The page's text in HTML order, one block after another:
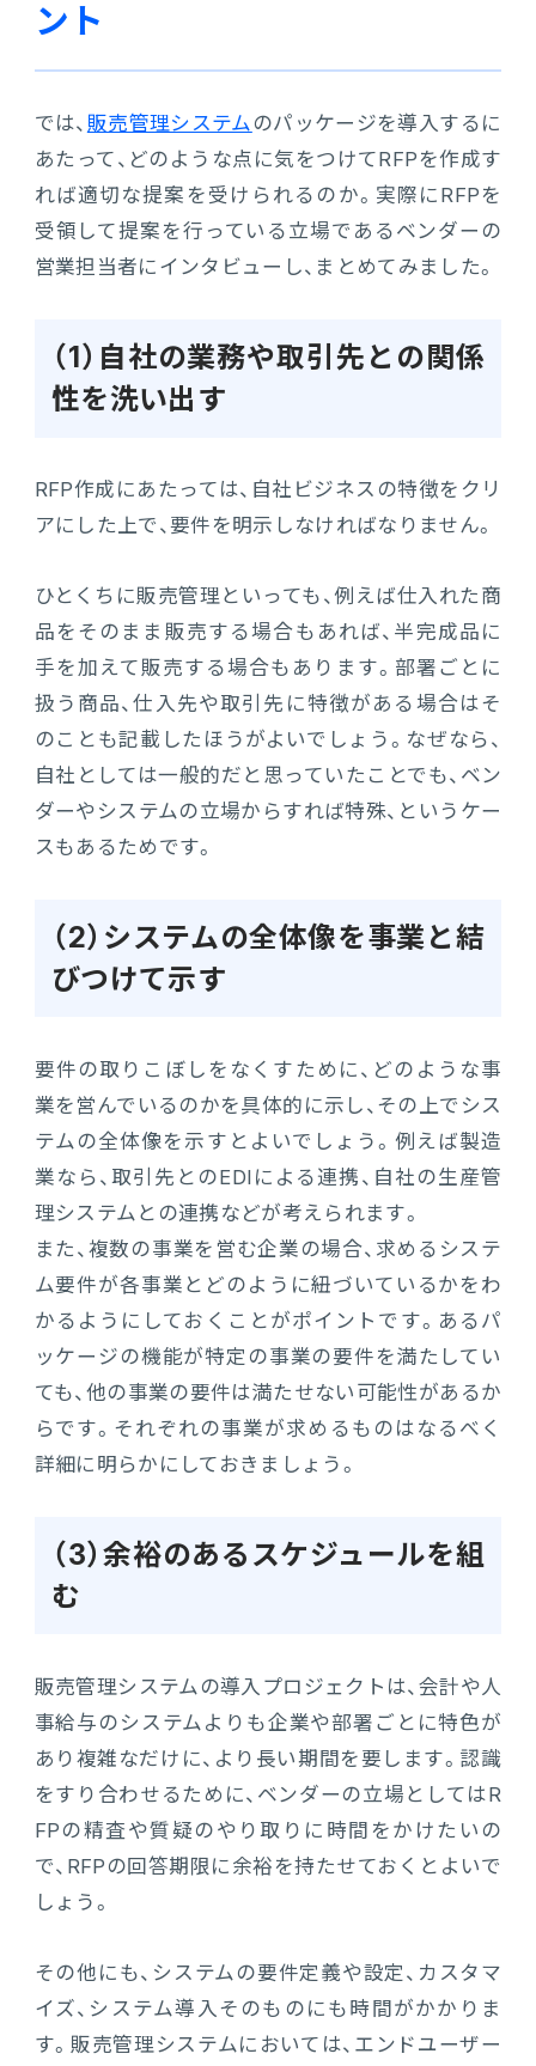
ント
では、 販売管理システムのパッケージを導入するに
あたって、どのような点に気をつけてRFPを作成す
れば適切な提案を受けられるのか。実際にRFPを
受領して提案を行っている立場であるベンダーの
営業担当者にインタビューし、まとめてみました。
（1）自社の業務や取引先との関係
性を洗い出す
RFP作成にあたっては、自社ビジネスの特徴をクリ
アにした上で、要件を明示しなければなりません。
ひとくちに販売管理といっても、例えば仕入れた商
品をそのまま販売する場合もあれば、半完成品に
手を加えて販売する場合もあります。部署ごとに
扱う商品、仕入先や取引先に特徴がある場合はそ
のことも記載したほうがよいでしょう。なぜなら、
自社としては一般的だと思っていたことでも、ベン
ダーやシステムの立場からすれば特殊、というケー
スもあるためです。
（2）システムの全体像を事業と結
びつけて示す
要件の取りこぼしをなくすために、どのような事
業を営んでいるのかを具体的に示し、その上でシス
テムの全体像を示すとよいでしょう。例えば製造
業なら、取引先とのEDIによる連携、自社の生産管
理システムとの連携などが考えられます。
また、複数の事業を営む企業の場合、求めるシステ
ム要件が各事業とどのように紐づいているかをわ
かるようにしておくことがポイントです。あるパ
ッケージの機能が特定の事業の要件を満たしてい
ても、他の事業の要件は満たせない可能性があるか
らです。それぞれの事業が求めるものはなるべく
詳細に明らかにしておきましょう。
（3）余裕のあるスケジュールを組
む
販売管理システムの導入プロジェクトは、会計や人
事給与のシステムよりも企業や部署ごとに特色が
あり複雑なだけに、より長い期間を要します。認識
をすり合わせるために、ベンダーの立場としてはR
FPの精査や質疑のやり取りに時間をかけたいの
で、RFPの回答期限に余裕を持たせておくとよいで
しょう。
その他にも、システムの要件定義や設定、カスタマ
イズ、システム導入そのものにも時間がかかりま
す。販売管理システムにおいては、エンドユーザー